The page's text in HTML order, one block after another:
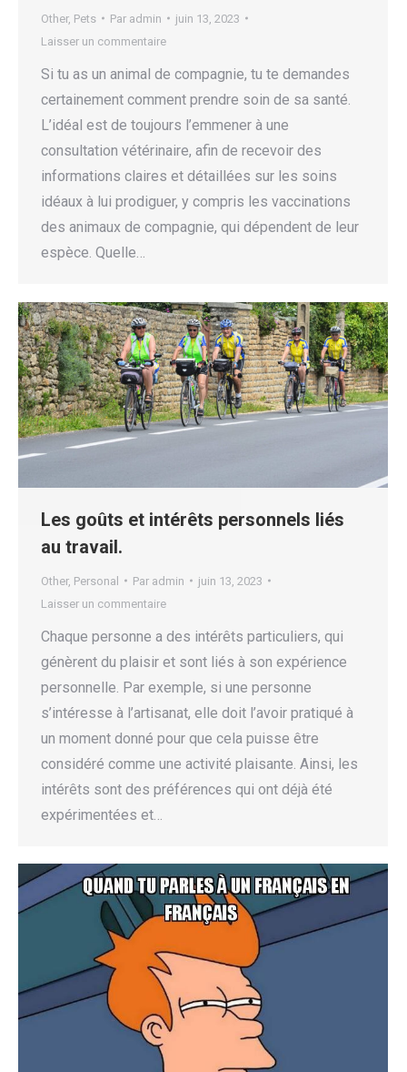
Other, Pets Par admin
juin 13, 2023
Laisser un commentaire
Si tu as un animal de compagnie, tu te demandes
certainement comment prendre soin de sa santé.
L’idéal est de toujours l’emmener à une
consultation vétérinaire, afin de recevoir des
informations claires et détaillées sur les soins
idéaux à lui prodiguer, y compris les vaccinations
des animaux de compagnie, qui dépendent de leur
espèce. Quelle…
Les goûts et intérêts personnels liés
au travail.
Other, Personal Par admin
juin 13, 2023
Laisser un commentaire
Chaque personne a des intérêts particuliers, qui
génèrent du plaisir et sont liés à son expérience
personnelle. Par exemple, si une personne
s’intéresse à l’artisanat, elle doit l’avoir pratiqué à
un moment donné pour que cela puisse être
considéré comme une activité plaisante. Ainsi, les
intérêts sont des préférences qui ont déjà été
expérimentées et…